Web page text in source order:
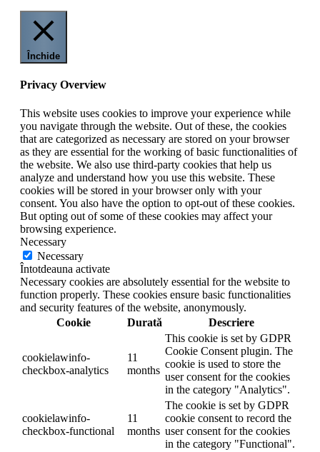
Închide
Privacy Overview
This website uses cookies to improve your experience while
you navigate through the website. Out of these, the cookies
that are categorized as necessary are stored on your browser
as they are essential for the working of basic functionalities of
the website. We also use third-party cookies that help us
analyze and understand how you use this website. These
cookies will be stored in your browser only with your
consent. You also have the option to opt-out of these cookies.
But opting out of some of these cookies may affect your
browsing experience.
Necessary
Necessary
Întotdeauna activate
Necessary cookies are absolutely essential for the website to
function properly. These cookies ensure basic functionalities
and security features of the website, anonymously.
Cookie
Durată Descriere
cookielawinfo-
checkbox-analytics
11
months
This cookie is set by GDPR
Cookie Consent plugin. The
cookie is used to store the
user consent for the cookies
in the category "Analytics".
cookielawinfo-
checkbox-functional
11
months
The cookie is set by GDPR
cookie consent to record the
user consent for the cookies
in the category "Functional".